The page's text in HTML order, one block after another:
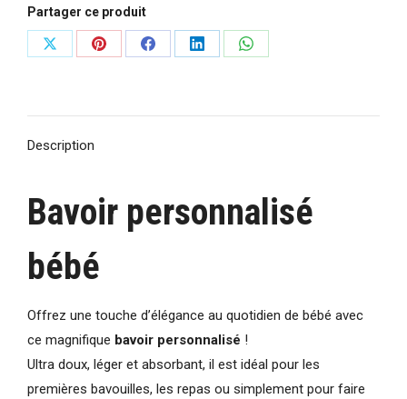
en
mousseline
Partager ce produit
PartagerPartagerPartagerPartagerPartager
Description
Bavoir personnalisé
bébé
Offrez une touche d’élégance au quotidien de bébé avec
ce magnifique bavoir personnalisé !
Ultra doux, léger et absorbant, il est idéal pour les
premières bavouilles, les repas ou simplement pour faire